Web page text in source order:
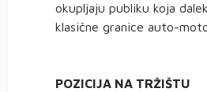
okupljaju publiku koja
klasične granice auto-
POZICIJA NA TRŽIŠTU